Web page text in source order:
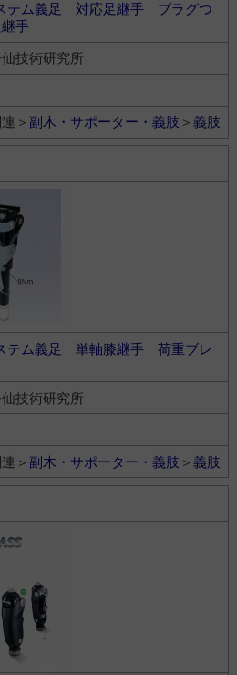
テム義足 対応足継手 プラグつ
手
技術研究所
＞ 副木・サポーター・義肢 ＞ 義肢
テム義足 単軸膝継手 荷重ブレ
技術研究所
＞ 副木・サポーター・義肢 ＞ 義肢